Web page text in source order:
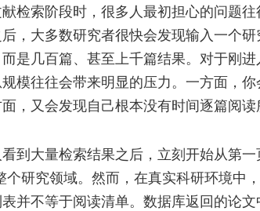
检索阶段时，很多人最初担心的问题往
，大多数研究者很快会发现输入一个
是几百篇、甚至上千篇结果。对于刚
模往往会带来明显的压力。一方面，
，又会发现自己根本没有时间逐篇阅读
到大量检索结果之后，立刻开始从第
个研究领域。然而，在真实科研环境中
并不等于阅读清单。数据库返回的论